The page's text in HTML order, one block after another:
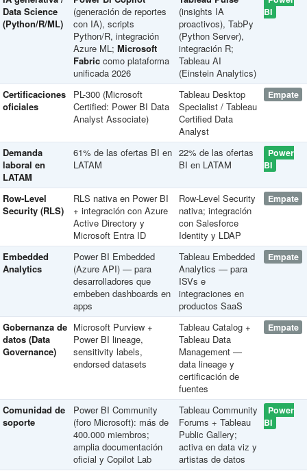
Data Science
(Python/R/ML)
(generación de reportes
con IA), scripts
Python/R, integración
Azure ML; Microsoft
Fabric como plataforma
unificada 2026
(insights IA
proactivos), TabPy
(Python Server),
integración R;
Tableau AI
(Einstein Analytics)
BI
Certificaciones
oficiales
PL-300 (Microsoft
Certified: Power BI Data
Analyst Associate)
Tableau Desktop
Specialist / Tableau
Certified Data
Analyst
Empate
Demanda
laboral en
LATAM
61% de las ofertas BI en
LATAM
22% de las ofertas
BI en LATAM
Power
BI
Row-Level
Security (RLS)
RLS nativa en Power BI
+ integración con Azure
Active Directory y
Microsoft Entra ID
Row-Level Security
nativa; integración
con Salesforce
Identity y LDAP
Empate
Embedded
Analytics
Power BI Embedded
(Azure API) — para
desarrolladores que
embeben dashboards en
apps
Tableau Embedded
Analytics — para
ISVs e
integraciones en
productos SaaS
Empate
Gobernanza de
datos (Data
Governance)
Microsoft Purview +
Power BI lineage,
sensitivity labels,
endorsed datasets
Tableau Catalog +
Tableau Data
Management —
data lineage y
certificación de
fuentes
Empate
Comunidad de
soporte
Power BI Community
(foro Microsoft): más de
400.000 miembros;
amplia documentación
oficial y Copilot Lab
Tableau Community
Forums + Tableau
Public Gallery;
activa en data viz y
artistas de datos
Power
BI